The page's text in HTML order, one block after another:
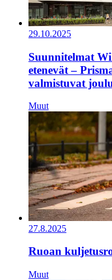
29.10.2025
Suunnitelmat
etenevät –
valmistuvat
Muut
27.8.2025
Ruoan
Muut